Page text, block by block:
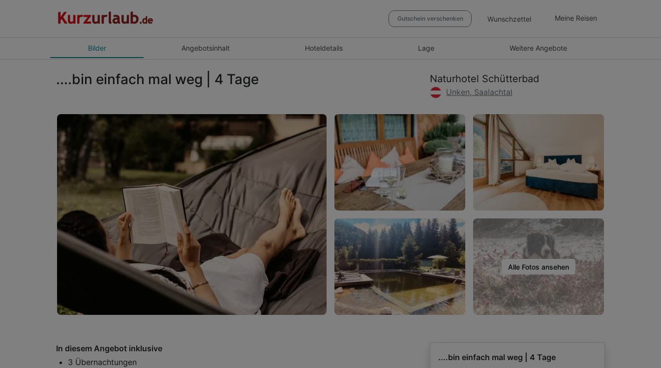
Gutschein verschenken Wunschzettel Meine Reisen
Bilder Angebotsinhalt Hoteldetails Lage Weitere Angebote
....bin einfach mal weg | 4 Tage Naturhotel Schütterbad
Unken, Saalachtal
Alle Fotos ansehen
In diesem Angebot inklusive
3 Übernachtungen
....bin einfach mal weg | 4 Tage